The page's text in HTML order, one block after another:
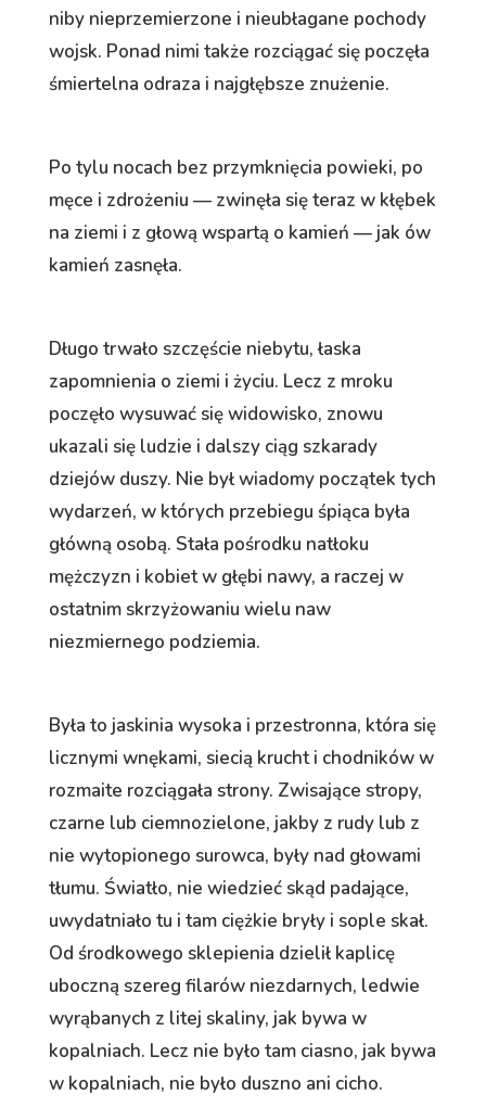
niby nieprzemierzone i nieubłagane pochody
wojsk. Ponad nimi także rozciągać się poczęła
śmiertelna odraza i najgłębsze znużenie.
Po tylu nocach bez przymknięcia powieki, po
męce i zdrożeniu — zwinęła się teraz w kłębek
na ziemi i z głową wspartą o kamień — jak ów
kamień zasnęła.
Długo trwało szczęście niebytu, łaska
zapomnienia o ziemi i życiu. Lecz z mroku
poczęło wysuwać się widowisko, znowu
ukazali się ludzie i dalszy ciąg szkarady
dziejów duszy. Nie był wiadomy początek tych
wydarzeń, w których przebiegu śpiąca była
główną osobą. Stała pośrodku natłoku
mężczyzn i kobiet w głębi nawy, a raczej w
ostatnim skrzyżowaniu wielu naw
niezmiernego podziemia.
Była to jaskinia wysoka i przestronna, która się
licznymi wnękami, siecią krucht i chodników w
rozmaite rozciągała strony. Zwisające stropy,
czarne lub ciemnozielone, jakby z rudy lub z
nie wytopionego surowca, były nad głowami
tłumu. Światło, nie wiedzieć skąd padające,
uwydatniało tu i tam ciężkie bryły i sople skał.
Od środkowego sklepienia dzielił kaplicę
uboczną szereg filarów niezdarnych, ledwie
wyrąbanych z litej skaliny, jak bywa w
kopalniach. Lecz nie było tam ciasno, jak bywa
w kopalniach, nie było duszno ani cicho.